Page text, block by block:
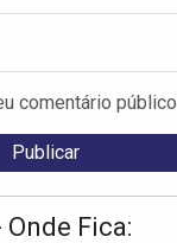
comentário público
Fica: